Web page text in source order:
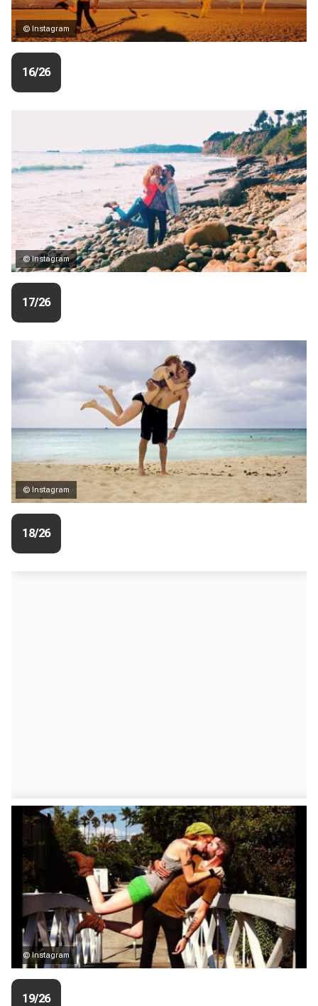
© Instagram
16/26
© Instagram
17/26
© Instagram
18/26
© Instagram
19/26